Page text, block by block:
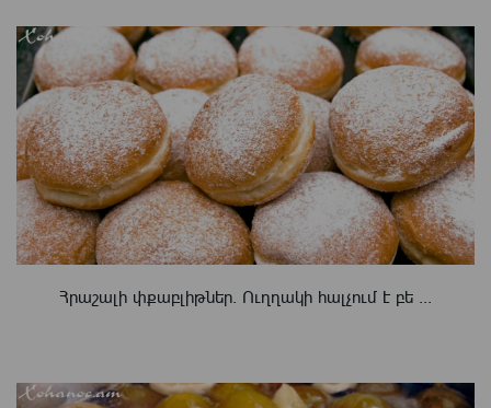
Հրաշալի փքաբլիթներ. Ուղղակի հալչում է բե ...